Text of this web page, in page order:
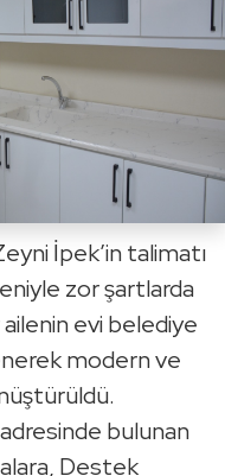
İpek’in talimatı
zor şartlarda
evi belediye
modern ve
bulunan
Destek